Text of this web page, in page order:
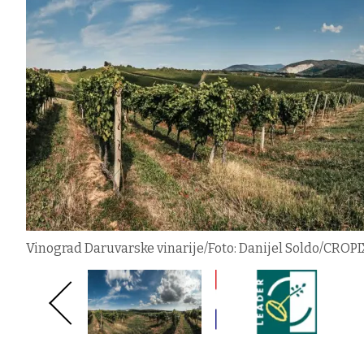
Vinograd Daruvarske vinarije/Foto: Danijel Soldo/